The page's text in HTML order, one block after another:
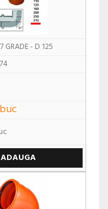
GRADE - D 125
ADAUGA